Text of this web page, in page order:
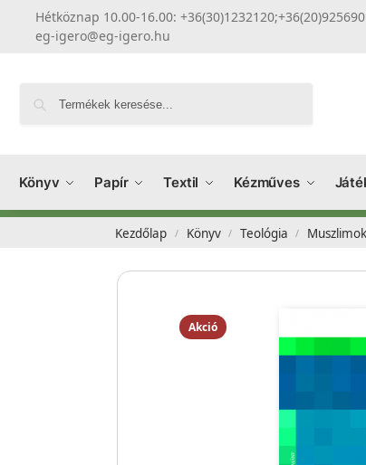
Hétköznap 10.00-16.00:
eg-igero@eg-igero.hu
Könyv Papír Textil Kézműves
Kezdőlap / Könyv / Teológia /
Akció